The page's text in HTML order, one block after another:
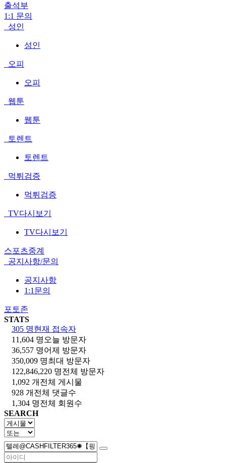
출석부
1:1 문의
성인
성인
오피
오피
웹툰
웹툰
토렌트
토렌트
먹튀검증
먹튀검증
TV다시보기
TV다시보기
스포츠중계
공지사항/문의
공지사항
1:1문의
포토존
STATS
305 명현재 접속자
11,604 명 오늘 방문자
36,557 명어제 방문자
350,009 명최대 방문자
122,846,220 명전체 방문자
1,092 개 전체 게시물
928 개 전체 댓글수
1,304 명전체 회원수
SEARCH